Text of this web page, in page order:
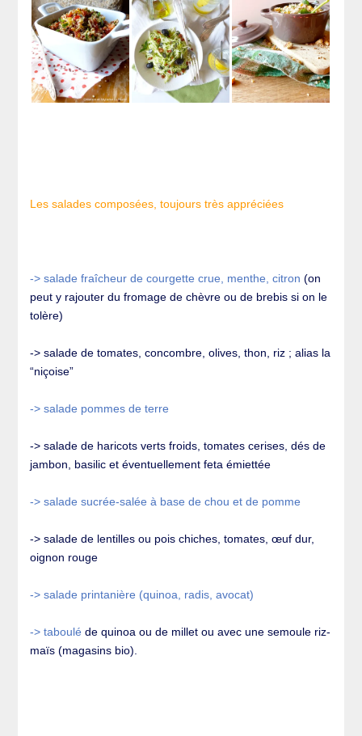
Les salades composées, toujours très appréciées
-> salade fraîcheur de courgette crue, menthe, citron (on
peut y rajouter du fromage de chèvre ou de brebis si on le
tolère)
-> salade de tomates, concombre, olives, thon, riz ; alias la
“niçoise”
-> salade pommes de terre
-> salade de haricots verts froids, tomates cerises, dés de
jambon, basilic et éventuellement feta émiettée
-> salade sucrée-salée à base de chou et de pomme
-> salade de lentilles ou pois chiches, tomates, œuf dur,
oignon rouge
-> salade printanière (quinoa, radis, avocat)
-> taboulé de quinoa ou de millet ou avec une semoule riz-
maïs (magasins bio).